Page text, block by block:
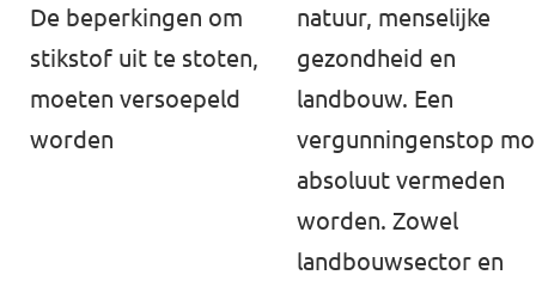
De beperkingen om
stikstof uit te stoten,
moeten versoepeld
worden
natuur, menselijke
gezondheid en
landbouw. Een
vergunningenstop
absoluut vermeden
worden. Zowel
landbouwsector en